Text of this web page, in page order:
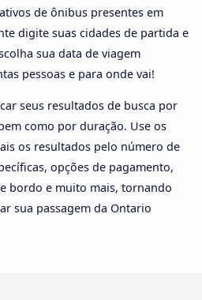
de ônibus presentes em
digite suas cidades de partida e
sua data de viagem
pessoas e para onde vai!
seus resultados de busca por
como por duração. Use os
os resultados pelo número de
opções de pagamento,
bordo e muito mais, tornando
sua passagem da Ontario